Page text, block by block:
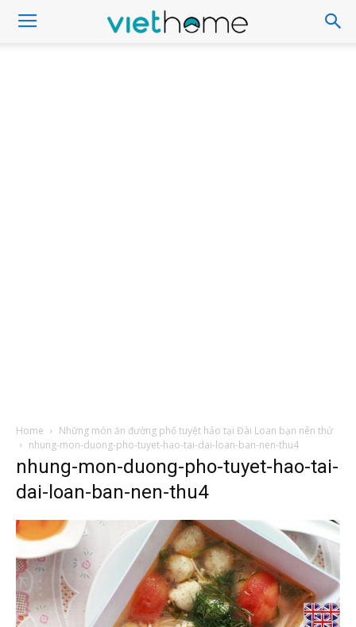
Home
Những món ăn đường phố tuyệt hảo tại Đài Loan bạn nên thử
nhung-mon-duong-pho-tuyet-hao-tai-dai-loan-ban-nen-thu4
nhung-mon-duong-pho-tuyet-hao-tai-
dai-loan-ban-nen-thu4